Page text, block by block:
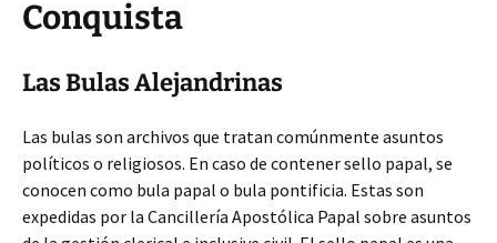
Conquista
Las Bulas Alejandrinas
Las bulas son archivos que tratan comúnmente asuntos
políticos o religiosos. En caso de contener sello papal, se
conocen como bula papal o bula pontificia. Estas son
expedidas por la Cancillería Apostólica Papal sobre asuntos